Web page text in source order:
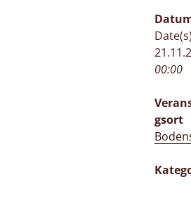
00:00
gsort